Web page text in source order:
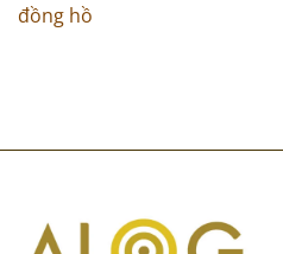
đồng hồ